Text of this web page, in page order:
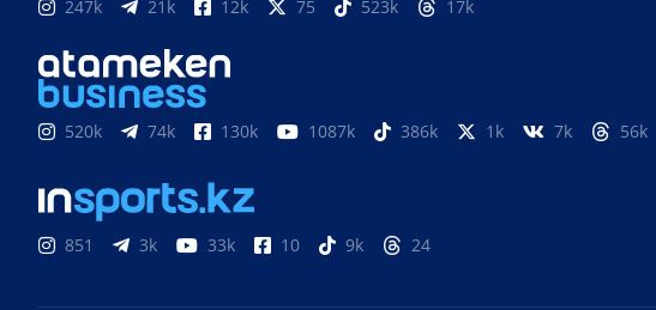
247k 21k 12k 75 523k 17k
520k 74k 130k 1087k 386k 1k 7k 56k
851 3k 33k 10 9k 24